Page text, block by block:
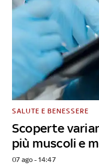
Scoperte
più muscoli e
SALUTE E BENESSERE
07 ago - 14:47